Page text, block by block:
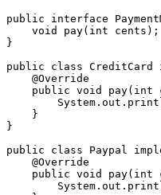
public interface
    void pay(int cents);
}
public class CreditCard
    @Override
public void pay(int
    }
}
public class Paypal
    @Override
public void pay(int